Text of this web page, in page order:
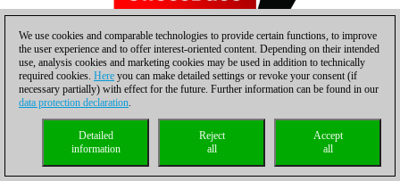
Lubomir Ftacnik
We use cookies and comparable technologies to provide certain functions, to improve
the user experience and to offer interest-oriented content. Depending on their intended
use, analysis cookies and marketing cookies may be used in addition to technically
required cookies. Here you can make detailed settings or revoke your consent (if
necessary partially) with effect for the future. Further information can be found in our
data protection declaration.
Accept
all
Reject
all
Detailed
information